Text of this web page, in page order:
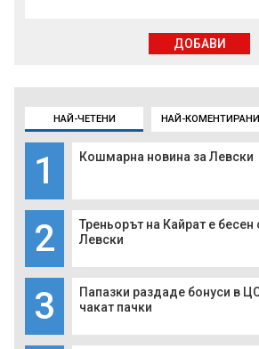
НАЙ-ЧЕТЕНИ НАЙ-КОМЕНТИРАНИ
1 Кошмарна новина за Левски
2
Треньорът на Кайрат е бесен
Левски
3
Папазки раздаде бонуси в
чакат пачки
ДОБАВИ